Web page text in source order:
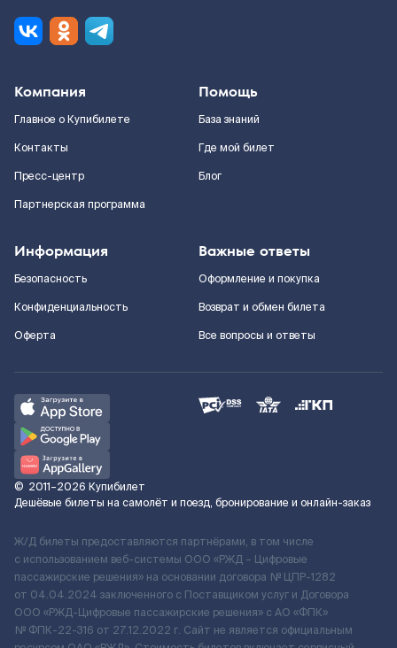
Компания
Главное о Купибилете
Контакты
Пресс-центр
Партнерская программа
Помощь
База знаний
Где мой билет
Блог
Информация
Безопасность
Конфиденциальность
Оферта
Важные ответы
Оформление и покупка
Возврат и обмен билета
Все вопросы и ответы
© 2011–2026 Купибилет
Дешёвые билеты на самолёт и поезд, бронирование и онлайн-заказ
Ж/Д билеты предоставляются партнёрами, в том числе
с использованием веб-системы ООО «РЖД – Цифровые
пассажирские решения» на основании договора № ЦПР-1282
от 04.04.2024 заключенного с Поставщиком услуг и Договора
ООО «РЖД-Цифровые пассажирские решения» c АО «ФПК»
№ ФПК-22-316 от 27.12.2022 г. Сайт не является официальным